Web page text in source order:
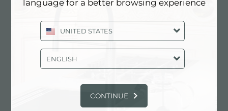
language for a better browsing experience
UNITED STATES
ENGLISH
CONTINUE